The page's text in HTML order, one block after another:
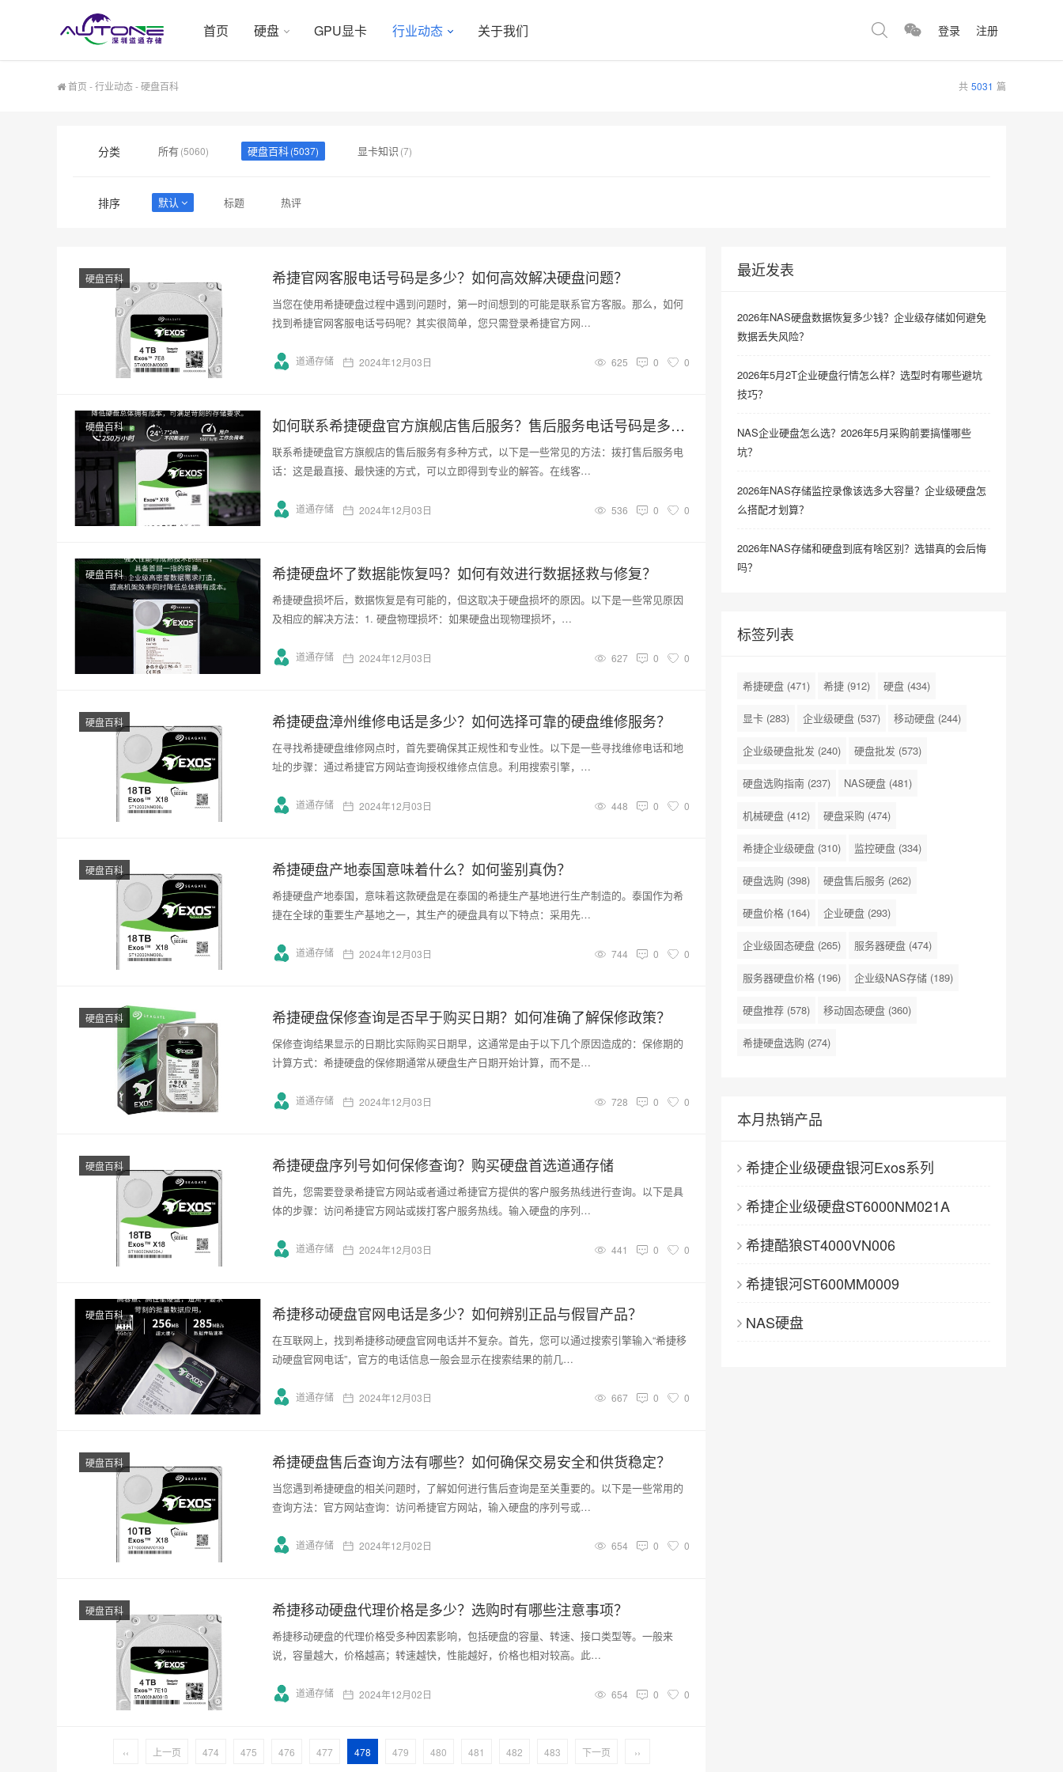
首页 硬盘 GPU显卡 行业动态 关于我们 登录 注册
首页 -行业动态-硬盘百科 共 5031 篇
分类 所有(5060) 硬盘百科(5037) 显卡知识 (7)
排序 默认 标题 热评
硬盘百科 希捷官网客服电话号码是多少？如何高效解决硬盘问题？
当您在使用希捷硬盘过程中遇到问题时，第一时间想到的可能是联系官方客服。那么，如何
找到希捷官网客服电话号码呢？其实很简单，您只需登录希捷官方网…
道通存储 2024年12月03日 625 0 0
硬盘百科 如何联系希捷硬盘官方旗舰店售后服务？售后服务电话号码是多少？
联系希捷硬盘官方旗舰店的售后服务有多种方式，以下是一些常见的方法：拨打售后服务电
话：这是最直接、最快速的方式，可以立即得到专业的解答。在线客…
道通存储 2024年12月03日 536 0 0
硬盘百科 希捷硬盘坏了数据能恢复吗？如何有效进行数据拯救与修复？
希捷硬盘损坏后，数据恢复是有可能的，但这取决于硬盘损坏的原因。以下是一些常见原因
及相应的解决方法：1. 硬盘物理损坏：如果硬盘出现物理损坏，…
道通存储 2024年12月03日 627 0 0
硬盘百科 希捷硬盘漳州维修电话是多少？如何选择可靠的硬盘维修服务？
在寻找希捷硬盘维修网点时，首先要确保其正规性和专业性。以下是一些寻找维修电话和地
址的步骤：通过希捷官方网站查询授权维修点信息。利用搜索引擎，…
道通存储 2024年12月03日 448 0 0
硬盘百科 希捷硬盘产地泰国意味着什么？如何鉴别真伪？
希捷硬盘产地泰国，意味着这款硬盘是在泰国的希捷生产基地进行生产制造的。泰国作为希
捷在全球的重要生产基地之一，其生产的硬盘具有以下特点：采用先…
道通存储 2024年12月03日 744 0 0
硬盘百科 希捷硬盘保修查询是否早于购买日期？如何准确了解保修政策？
保修查询结果显示的日期比实际购买日期早，这通常是由于以下几个原因造成的：保修期的
计算方式：希捷硬盘的保修期通常从硬盘生产日期开始计算，而不是…
道通存储 2024年12月03日 728 0 0
硬盘百科 希捷硬盘序列号如何保修查询？购买硬盘首选道通存储
首先，您需要登录希捷官方网站或者通过希捷官方提供的客户服务热线进行查询。以下是具
体的步骤：访问希捷官方网站或拨打客户服务热线。输入硬盘的序列…
道通存储 2024年12月03日 441 0 0
硬盘百科 希捷移动硬盘官网电话是多少？如何辨别正品与假冒产品？
在互联网上，找到希捷移动硬盘官网电话并不复杂。首先，您可以通过搜索引擎输入“希捷移
动硬盘官网电话”，官方的电话信息一般会显示在搜索结果的前几…
道通存储 2024年12月03日 667 0 0
硬盘百科 希捷硬盘售后查询方法有哪些？如何确保交易安全和供货稳定？
当您遇到希捷硬盘的相关问题时，了解如何进行售后查询是至关重要的。以下是一些常用的
查询方法：官方网站查询：访问希捷官方网站，输入硬盘的序列号或…
道通存储 2024年12月02日 654 0 0
硬盘百科 希捷移动硬盘代理价格是多少？选购时有哪些注意事项？
希捷移动硬盘的代理价格受多种因素影响，包括硬盘的容量、转速、接口类型等。一般来
说，容量越大，价格越高；转速越快，性能越好，价格也相对较高。此…
道通存储 2024年12月02日 654 0 0
‹‹ 上一页 474 475 476 477 478 479 480 481 482 483 下一页 ››
最近发表
2026年NAS硬盘数据恢复多少钱？企业级存储如何避免
数据丢失风险？
2026年5月2T企业硬盘行情怎么样？选型时有哪些避坑
技巧？
NAS企业硬盘怎么选？2026年5月采购前要搞懂哪些
坑？
2026年NAS存储监控录像该选多大容量？企业级硬盘怎
么搭配才划算？
2026年NAS存储和硬盘到底有啥区别？选错真的会后悔
吗？
标签列表
希捷硬盘 (471) 希捷 (912) 硬盘 (434)
显卡 (283) 企业级硬盘 (537) 移动硬盘 (244)
企业级硬盘批发 (240) 硬盘批发 (573)
硬盘选购指南 (237) NAS硬盘 (481)
机械硬盘 (412) 硬盘采购 (474)
希捷企业级硬盘 (310) 监控硬盘 (334)
硬盘选购 (398) 硬盘售后服务 (262)
硬盘价格 (164) 企业硬盘 (293)
企业级固态硬盘 (265) 服务器硬盘 (474)
服务器硬盘价格 (196) 企业级NAS存储 (189)
硬盘推荐 (578) 移动固态硬盘 (360)
希捷硬盘选购 (274)
本月热销产品
希捷企业级硬盘银河Exos系列
希捷企业级硬盘ST6000NM021A
希捷酷狼ST4000VN006
希捷银河ST600MM0009
NAS硬盘